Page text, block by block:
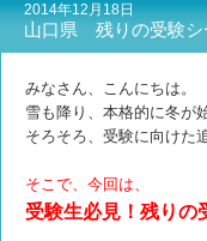
2014年12月18日
山口県 残りの受験シ
みなさん、こんにちは。
雪も降り、本格的に冬が
そろそろ、受験に向けた
そこで、今回は、
受験生必見！残りの